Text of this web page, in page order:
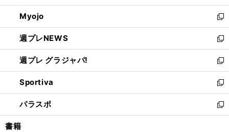
開
く
ウ
で
開
く
ン
ド
ウ
で
開
く
ウ
ィ
ン
ド
ウ
で
開
く
Myojo
新
し
い
ウ
ィ
ン
ド
ウ
で
開
週プレNEWS
新
し
い
ウ
ィ
ン
ド
ウ
週プレ グラジャパ!
新
し
い
ウ
ィ
ン
Sportiva
新
し
い
ウ
パラスポ
新
し
書籍